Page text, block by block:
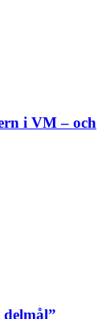
i VM – och
delmål”